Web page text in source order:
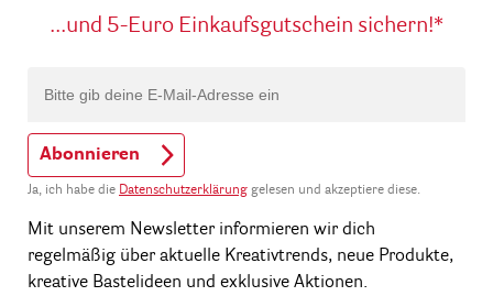
...und 5-Euro Einkaufsgutschein sichern!*
Abonnieren
Ja, ich habe die Datenschutzerklärung gelesen und akzeptiere diese.
Mit unserem Newsletter informieren wir dich
regelmäßig über aktuelle Kreativtrends, neue Produkte,
kreative Bastelideen und exklusive Aktionen.